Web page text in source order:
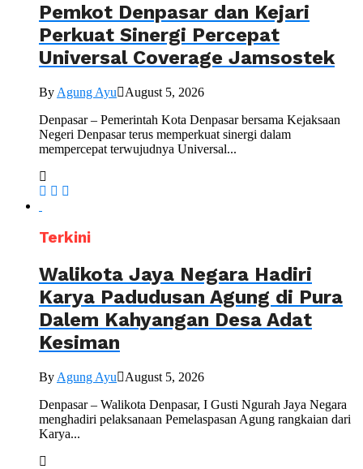
Pemkot Denpasar dan Kejari
Perkuat Sinergi Percepat
Universal Coverage Jamsostek
By Agung Ayu
August 5, 2026
Denpasar – Pemerintah Kota Denpasar bersama Kejaksaan
Negeri Denpasar terus memperkuat sinergi dalam
mempercepat terwujudnya Universal...
Terkini
Walikota Jaya Negara Hadiri
Karya Padudusan Agung di Pura
Dalem Kahyangan Desa Adat
Kesiman
By Agung Ayu
August 5, 2026
Denpasar – Walikota Denpasar, I Gusti Ngurah Jaya Negara
menghadiri pelaksanaan Pemelaspasan Agung rangkaian dari
Karya...